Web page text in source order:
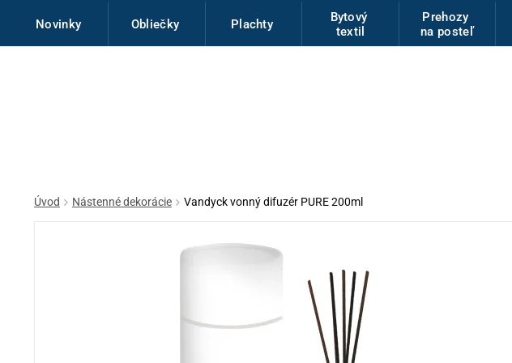
Novinky Obliečky Plachty
Bytový
textil
Prehozy
na posteľ
Úvod Nástenné dekorácie Vandyck vonný difuzér PURE 200ml